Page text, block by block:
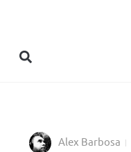
Alex Barbosa